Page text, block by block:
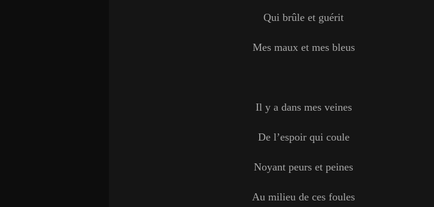
Qui brûle et guérit
Mes maux et mes bleus
Il y a dans mes veines
De l’espoir qui coule
Noyant peurs et peines
Au milieu de ces foules